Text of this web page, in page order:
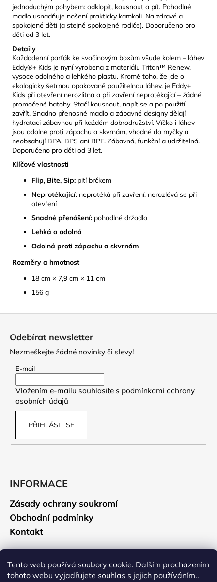
Tento web používá soubory cookie. Dalším procházením
tohoto webu vyjadřujete souhlas s jejich používáním..
jednoduchým pohybem: odklopit, kousnout a pít. Pohodlné
madlo usnadňuje nošení prakticky kamkoli. Na zdravé a
spokojené děti (a stejně spokojené rodiče). Doporučeno pro
děti od 3 let.
Detaily
Každodenní parťák ke svačinovým boxům všude kolem – láhev
Eddy®+ Kids je nyní vyrobena z materiálu Tritan™ Renew,
vysoce odolného a lehkého plastu. Kromě toho, že jde o
ekologicky šetrnou opakovaně použitelnou láhev, je Eddy+
Kids při otevření nerozlitná a při zavření neprotékající – žádné
promočené batohy. Stačí kousnout, napít se a po použití
zavřít. Snadno přenosné madlo a zábavné designy dělají
hydrataci zábavnou při každém dobrodružství. Víčko i láhev
jsou odolné proti zápachu a skvrnám, vhodné do myčky a
neobsahují BPA, BPS ani BPF. Zábavná, funkční a udržitelná.
Doporučeno pro děti od 3 let.
Klíčové vlastnosti
Flip, Bite, Sip: pití brčkem
Neprotékající: neprotéká při zavření, nerozlévá se při
otevření
Snadné přenášení: pohodlné držadlo
Lehká a odolná
Odolná proti zápachu a skvrnám
Rozměry a hmotnost
18 cm × 7,9 cm × 11 cm
156 g
CAMELBAK
EDDY+
KIDS
400
ML
DĚTSKÁ
LÁHEV
JUNGLE
ANIMALS
281
Kč
Původně:
469
Kč
Odebírat newsletter
Nezmeškejte žádné novinky či slevy!
E-mail
Vložením e-mailu souhlasíte s podmínkami ochrany
osobních údajů
PŘIHLÁSIT SE
INFORMACE
Zásady ochrany soukromí
Obchodní podmínky
Kontakt
CAMELBAK